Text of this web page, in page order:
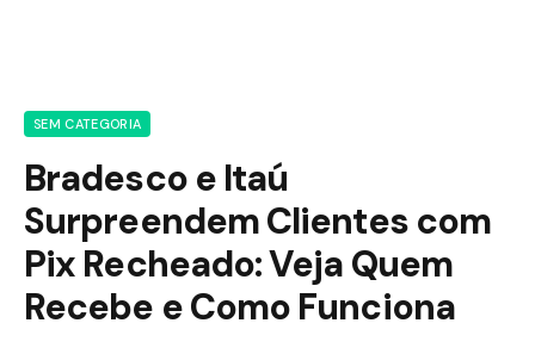
SEM CATEGORIA
Bradesco e Itaú
Surpreendem Clientes com
Pix Recheado: Veja Quem
Recebe e Como Funciona